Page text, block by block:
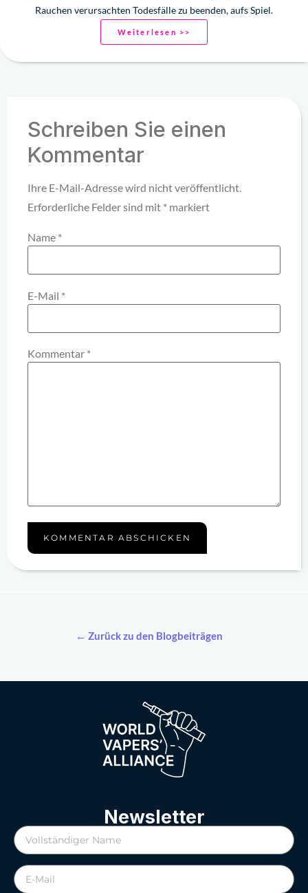
Rauchen verursachten Todesfälle zu beenden, aufs Spiel.
Weiterlesen >>
Schreiben Sie einen
Kommentar
Ihre E-Mail-Adresse wird nicht veröffentlicht.
Erforderliche Felder sind mit * markiert
Name *
E-Mail *
Kommentar *
← Zurück zu den Blogbeiträgen
Newsletter